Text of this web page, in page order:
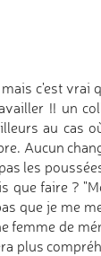
c'est vrai
!! un
au cas
Aucun
les
que faire ?
que je me
femme de
plus